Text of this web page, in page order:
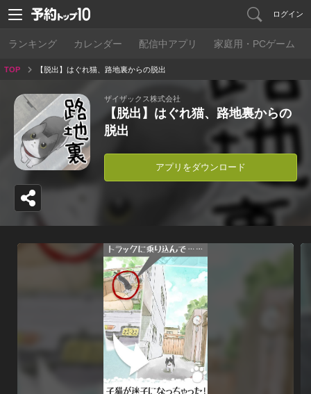
ログイン
ランキング カレンダー 配信中アプリ 家庭用・PCゲーム
TOP 【脱出】はぐれ猫、路地裏からの脱出
ザイザックス株式会社
【脱出】はぐれ猫、路地裏からの
脱出
アプリをダウンロード